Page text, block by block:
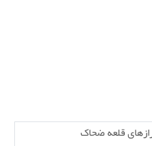
قلعه ضحاک